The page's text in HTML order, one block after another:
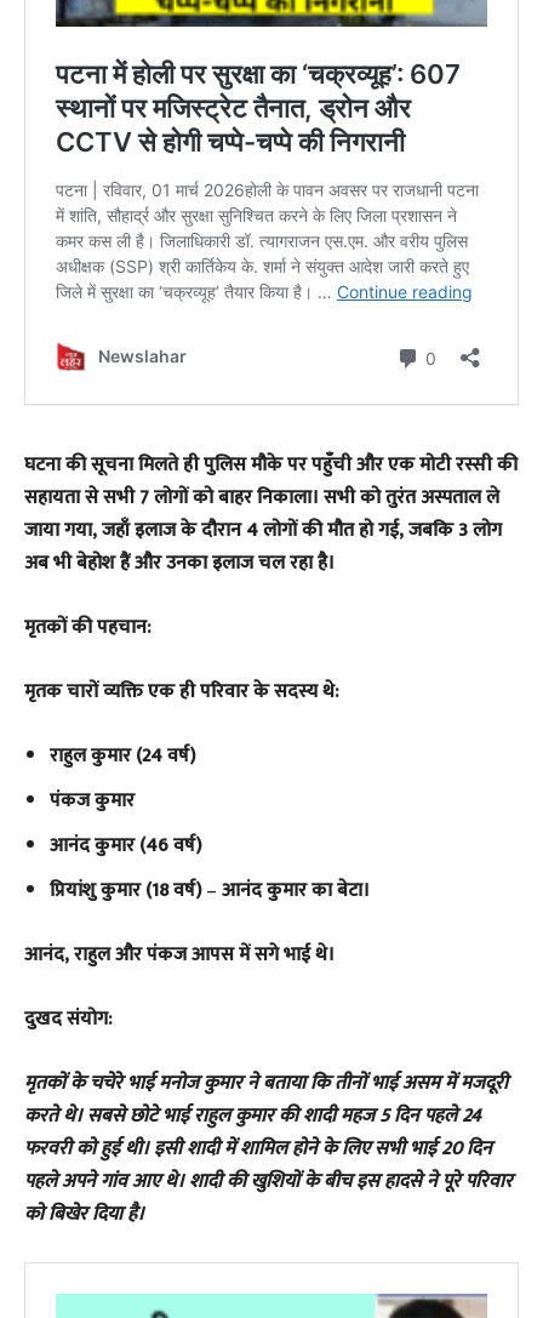
घटना की सूचना मिलते ही पुलिस मौके पर पहुँची और एक मोटी रस्सी की
सहायता से सभी 7 लोगों को बाहर निकाला। सभी को तुरंत अस्पताल ले
जाया गया, जहाँ इलाज के दौरान 4 लोगों की मौत हो गई, जबकि 3 लोग
अब भी बेहोश हैं और उनका इलाज चल रहा है।
मृतकों की पहचान:
मृतक चारों व्यक्ति एक ही परिवार के सदस्य थे:
राहुल कुमार (24 वर्ष)
पंकज कुमार
आनंद कुमार (46 वर्ष)
प्रियांशु कुमार (18 वर्ष)–आनंद कुमार का बेटा।
​आनंद, राहुल और पंकज आपस में सगे भाई थे।
दुखद संयोग:
मृतकों के चचेरे भाई मनोज कुमार ने बताया कि तीनों भाई असम में मजदूरी
करते थे। सबसे छोटे भाई राहुल कुमार की शादी महज 5 दिन पहले 24
फरवरी को हुई थी। इसी शादी में शामिल होने के लिए सभी भाई 20 दिन
पहले अपने गांव आए थे। शादी की खुशियों के बीच इस हादसे ने पूरे परिवार
को बिखेर दिया है।